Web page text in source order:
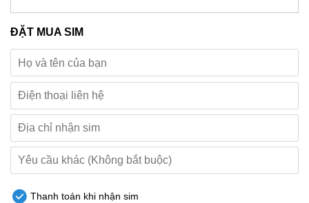
ĐẶT MUA SIM
Thanh toán khi nhận sim